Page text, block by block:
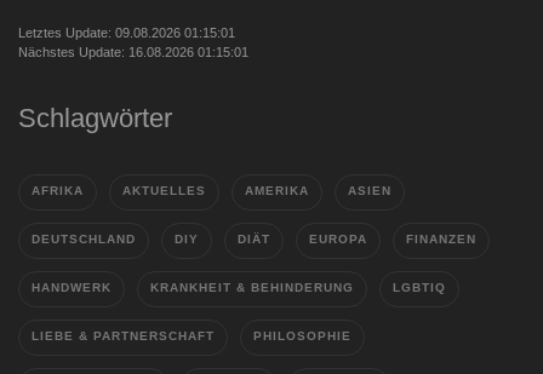
Letztes Update: 09.08.2026 01:15:01
Nächstes Update: 16.08.2026 01:15:01
Schlagwörter
AFRIKA AKTUELLES AMERIKA ASIEN
DEUTSCHLAND DIY DIÄT EUROPA FINANZEN
HANDWERK KRANKHEIT & BEHINDERUNG LGBTIQ
LIEBE & PARTNERSCHAFT PHILOSOPHIE